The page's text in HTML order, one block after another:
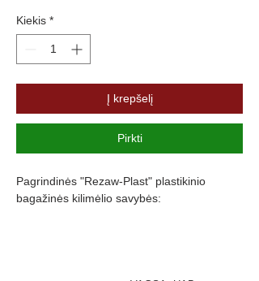
Kiekis *
Į krepšelį
Pirkti
Pagrindinės "Rezaw-Plast" plastikinio
bagažinės kilimėlio savybės: